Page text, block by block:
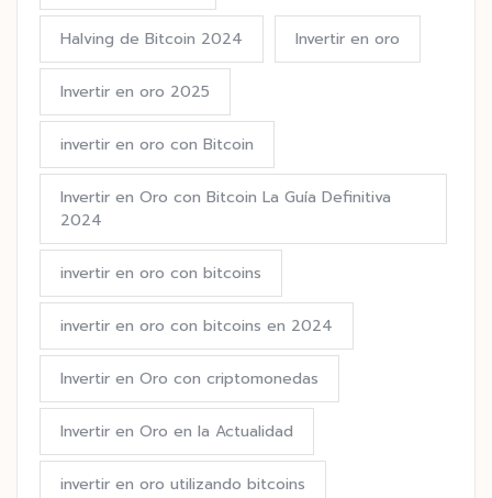
Halving de Bitcoin 2024 Invertir en oro
Invertir en oro 2025
invertir en oro con Bitcoin
Invertir en Oro con Bitcoin La Guía Definitiva
2024
invertir en oro con bitcoins
invertir en oro con bitcoins en 2024
Invertir en Oro con criptomonedas
Invertir en Oro en la Actualidad
invertir en oro utilizando bitcoins